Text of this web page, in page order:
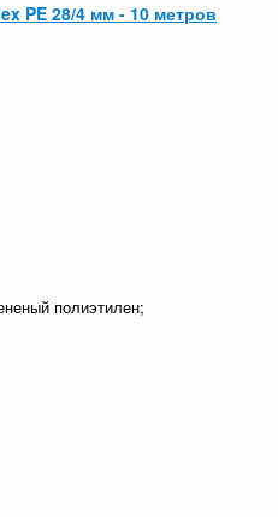
PE 28/4 мм - 10 метров
полиэтилен;